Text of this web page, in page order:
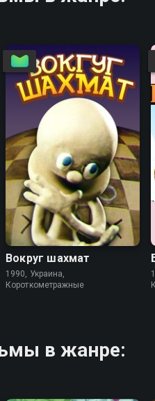
Вокруг шахмат
1990, Украина,
Короткометражные
в жанре: